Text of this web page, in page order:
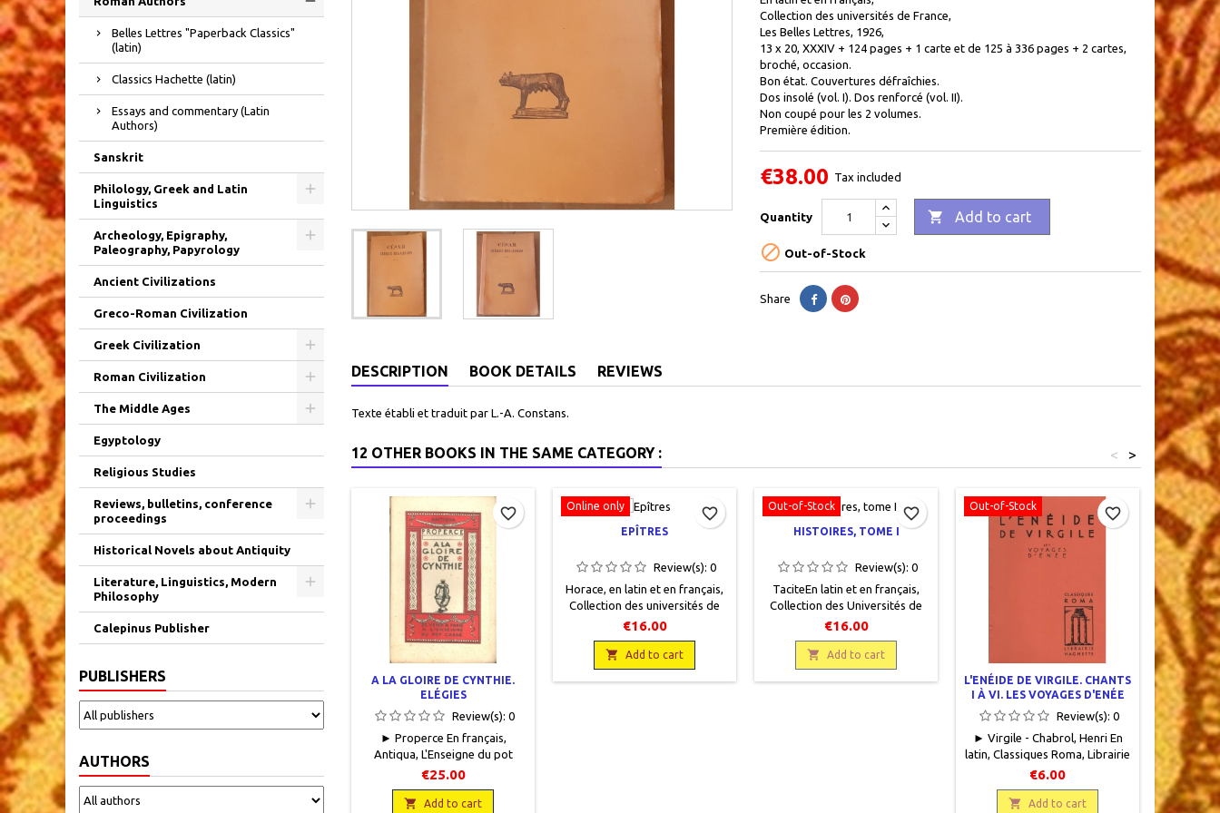
Belles Lettres "Paperback Classics"
(latin)
Classics Hachette (latin)
Essays and commentary (Latin
Authors)
Sanskrit
Philology, Greek and Latin
Linguistics
Archeology, Epigraphy,
Paleography, Papyrology
Ancient Civilizations
Greco-Roman Civilization
Greek Civilization
Roman Civilization
The Middle Ages
Egyptology
Religious Studies
Reviews, bulletins, conference
proceedings
Historical Novels about Antiquity
Literature, Linguistics, Modern
Philosophy
Calepinus Publisher
PUBLISHERS
AUTHORS
Collection des universités de France,
Les Belles Lettres, 1926,
13 x 20, XXXIV + 124 pages + 1 carte et de 125 à 336 pages + 2 cartes,
broché, occasion.
Bon état. Couvertures défraîchies.
Dos insolé (vol. I). Dos renforcé (vol. II).
Non coupé pour les 2 volumes.
Première édition.
€38.00 Tax included
Quantity  Add to cart
 Out-of-Stock
Share
DESCRIPTION BOOK DETAILS REVIEWS
Texte établi et traduit par L.-A. Constans.
12 OTHER BOOKS IN THE SAME CATEGORY : >
<
A LA GLOIRE DE CYNTHIE.
ELÉGIES
Review(s): 0
► Properce En français,
Antiqua, L'Enseigne du pot
cassé, 1932, 11,5 x 18, 227
pages, broché, occasion. Bon
état, couverture avec des
€25.00
 Add to cart
favorite_border Online only
EPÎTRES
Review(s): 0
Horace, en latin et en français,
Collection des universités de
France , Paris, Les Belles
brochéoccasion, Bon état. Dos
insolé. Non coupé.
€16.00
 Add to cart
favorite_border Out-of-Stock
HISTOIRES, TOME I
Review(s): 0
TaciteEn latin et en français,
Collection des Universités de
France, Les Belles Lettres, 1959,
broché, occasion. Bon état.
€16.00
 Add to cart
favorite_border Out-of-Stock
L'ENÉIDE DE VIRGILE. CHANTS
I À VI. LES VOYAGES D'ENÉE
Review(s): 0
► Virgile - Chabrol, Henri En
latin, Classiques Roma, Librairie
Hachette, 1971, 12 x 18, 92
pages, broché. Bon état.
€6.00
 Add to cart
favorite_border
M.
CÉCINA
Cicéron
France,
1929,
broché,